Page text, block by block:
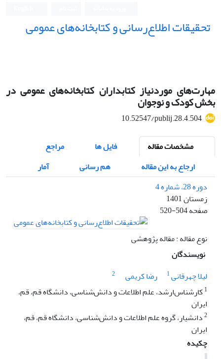
تحقیقات اطلاع‌رسانی و کتابخانه‌های عمومی
مهارت‌های موردنیاز کتابداران کتابخانه‌های عمومی در
بخش کودک و نوجوان
10.52547/publij.28.4.504
مشخصات مقاله
فایل ها
مراجع
ارجاع به این مقاله
هم رسانی
آمار
دوره 28، شماره 4
زمستان 1401
صفحه520-504
نوع مقاله : مقاله پژوهشی
نویسندگان
لیلا چهرقانی1 رضا کریمی
2
1کارشناس‌ارشد، علم اطلاعات و دانش‌شناسی، دانشگاه قم، قم،
ایران
2دانشیار، گروه علم اطلاعات و دانش‌شناسی، دانشگاه قم، قم،
ایران
چکیده